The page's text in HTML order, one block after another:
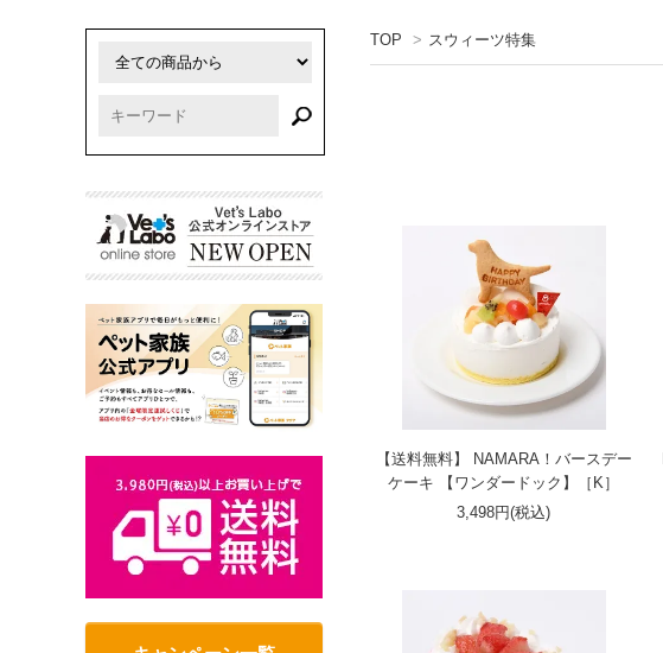
TOP > スウィーツ特集
【送料無料】 NAMARA！バースデー
ケーキ 【ワンダードック】［K］
3,498円(税込)